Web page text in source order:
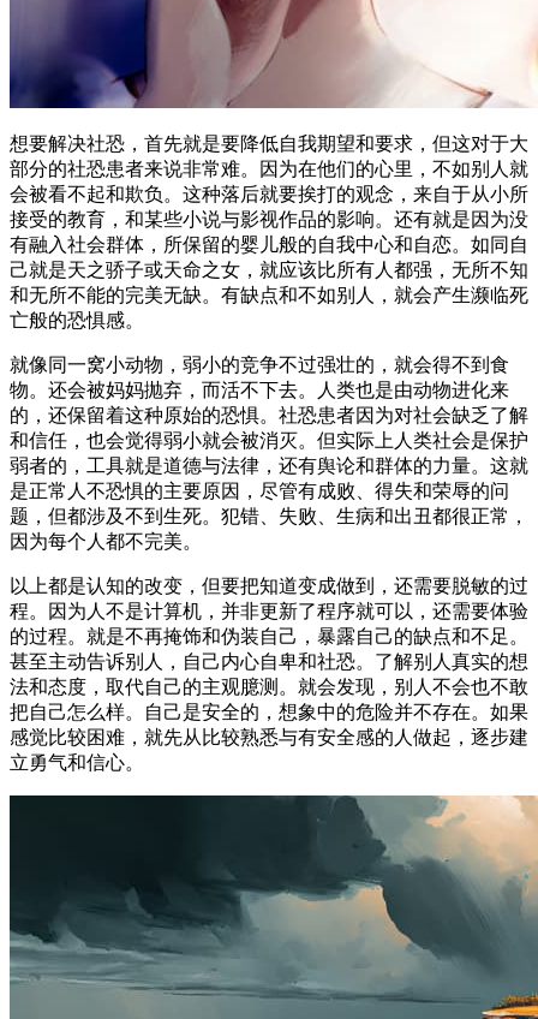
想要解决社恐，首先就是要降低自我期望和要求，但这对于大
部分的社恐患者来说非常难。因为在他们的心里，不如别人就
会被看不起和欺负。这种落后就要挨打的观念，来自于从小所
接受的教育，和某些小说与影视作品的影响。还有就是因为没
有融入社会群体，所保留的婴儿般的自我中心和自恋。如同自
己就是天之骄子或天命之女，就应该比所有人都强，无所不知
和无所不能的完美无缺。有缺点和不如别人，就会产生濒临死
亡般的恐惧感。
就像同一窝小动物，弱小的竞争不过强壮的，就会得不到食
物。还会被妈妈抛弃，而活不下去。人类也是由动物进化来
的，还保留着这种原始的恐惧。社恐患者因为对社会缺乏了解
和信任，也会觉得弱小就会被消灭。但实际上人类社会是保护
弱者的，工具就是道德与法律，还有舆论和群体的力量。这就
是正常人不恐惧的主要原因，尽管有成败、得失和荣辱的问
题，但都涉及不到生死。犯错、失败、生病和出丑都很正常，
因为每个人都不完美。
以上都是认知的改变，但要把知道变成做到，还需要脱敏的过
程。因为人不是计算机，并非更新了程序就可以，还需要体验
的过程。就是不再掩饰和伪装自己，暴露自己的缺点和不足。
甚至主动告诉别人，自己内心自卑和社恐。了解别人真实的想
法和态度，取代自己的主观臆测。就会发现，别人不会也不敢
把自己怎么样。自己是安全的，想象中的危险并不存在。如果
感觉比较困难，就先从比较熟悉与有安全感的人做起，逐步建
立勇气和信心。